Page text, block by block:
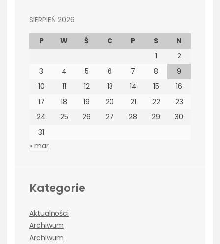
SIERPIEŃ 2026
P W Ś C P S
N
1
2
3
4 5 6 7 8
9
10
11 12 13 14 15
16
17
18 19 20 21 22
23
24
25 26 27 28 29
30
31
« mar
Kategorie
Aktualności
Archiwum
Archiwum